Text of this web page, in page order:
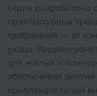
серия разработана
архитектурных
требований — от
ухода.
для жилых и
обеспечивая
привлекательный